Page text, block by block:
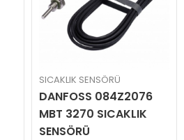
SICAKLIK SENSÖRÜ
DANFOSS 084Z2076
MBT 3270 SICAKLIK
SENSÖRÜ